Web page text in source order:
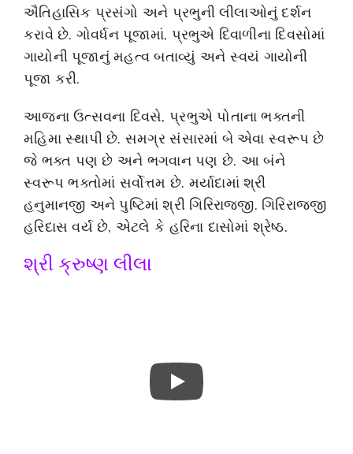
ઐતિહાસિક પ્રસંગો અને પ્રભુની લીલાઓનું દર્શન
કરાવે છે. ગોવર્ધન પૂજામાં, પ્રભુએ દિવાળીના દિવસોમાં
ગાયોની પૂજાનું મહત્વ બતાવ્યું અને સ્વયં ગાયોની
પૂજા કરી.
આજના ઉત્સવના દિવસે, પ્રભુએ પોતાના ભક્તની
મહિમા સ્થાપી છે. સમગ્ર સંસારમાં બે એવા સ્વરૂપ છે
જે ભક્ત પણ છે અને ભગવાન પણ છે. આ બંને
સ્વરૂપ ભક્તોમાં સર્વોત્તમ છે. મર્યાદામાં શ્રી
હનુમાનજી અને પુષ્ટિમાં શ્રી ગિરિરાજજી. ગિરિરાજજી
હરિદાસ વર્ય છે, એટલે કે હરિના દાસોમાં શ્રેષ્ઠ.
શ્રી ક્રુષ્ણ લીલા